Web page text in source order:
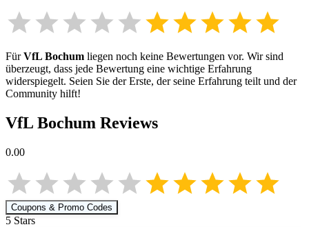
FürVfL Bochum liegen noch keine Bewertungen vor. Wir sind
überzeugt, dass jede Bewertung eine wichtige Erfahrung
widerspiegelt. Seien Sie der Erste, der seine Erfahrung teilt und der
Community hilft!
VfL Bochum Reviews
0.00
Coupons & Promo Codes
5 Stars